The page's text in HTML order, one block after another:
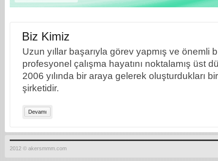
Biz Kimiz
Uzun yıllar başarıyla görev yapmış ve önemli
profesyonel çalışma hayatını noktalamış üst
2006 yılında bir araya gelerek oluşturdukları
şirketidir.
Devamı
2012 © akersmmm.com